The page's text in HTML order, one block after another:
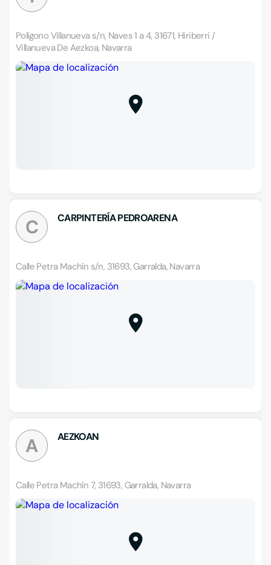
Polígono Villanueva s/n, Naves 1 a 4, 31671, Hiriberri /
Villanueva De Aezkoa, Navarra
C CARPINTERÍA PEDROARENA
Calle Petra Machín s/n, 31693, Garralda, Navarra
A AEZKOAN
Calle Petra Machín 7, 31693, Garralda, Navarra